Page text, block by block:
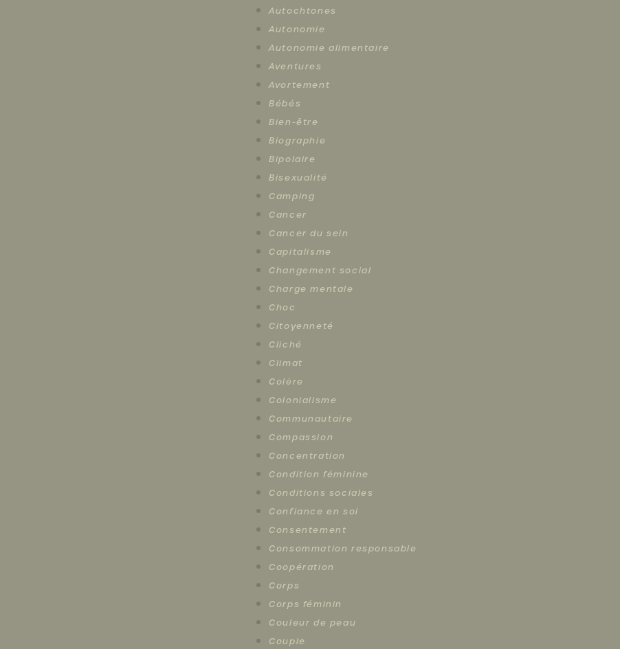
Autochtones
Autonomie
Autonomie alimentaire
Aventures
Avortement
Bébés
Bien-être
Biographie
Bipolaire
Bisexualité
Camping
Cancer
Cancer du sein
Capitalisme
Changement social
Charge mentale
Choc
Citoyenneté
Cliché
Climat
Colère
Colonialisme
Communautaire
Compassion
Concentration
Condition féminine
Conditions sociales
Confiance en soi
Consentement
Consommation responsable
Coopération
Corps
Corps féminin
Couleur de peau
Couple